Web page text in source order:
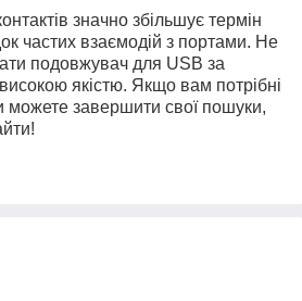
значно збільшує термін
частих взаємодій з портами. Не
подовжувач для USB за
якістю. Якщо вам потрібні
можете завершити свої пошуки,